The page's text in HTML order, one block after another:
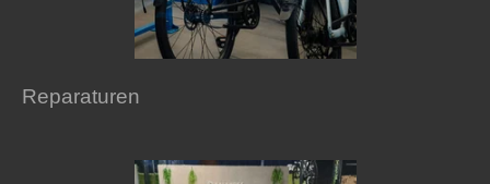
Reparaturen